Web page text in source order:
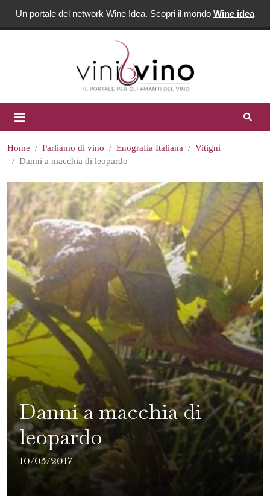
Un portale del network Wine Idea. Scopri il mondo Wine idea
Home Parliamo di vino Enografia Italiana
Vitigni
Danni a macchia di leopardo
Danni a macchia di
leopardo
10/05/2017